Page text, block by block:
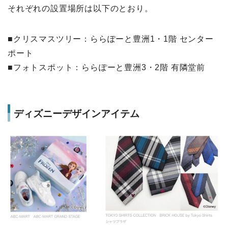
それぞれの設置場所は以下のとおり。
■クリスマスツリー：ららぽーと豊洲1・1階 センター
ポート
■フォトスポット：ららぽーと豊洲3・2階 有隣堂前
ディズニーデザインアイテム